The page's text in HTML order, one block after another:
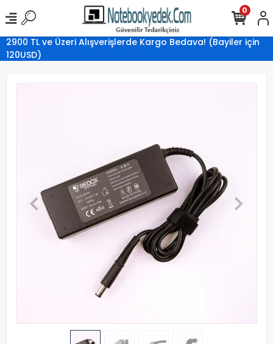
2900 TL ve Üzeri Alışverişlerde Kargo Bedava! (Bayiler için
120USD)
0